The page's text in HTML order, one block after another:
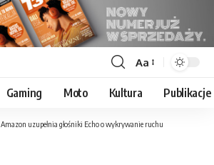
Font
Resizer
Aa
Gaming Moto Kultura Publikacje
Amazon uzupełnia głośniki Echo o wykrywanie ruchu